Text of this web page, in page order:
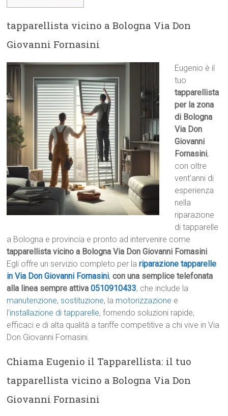
tapparellista vicino a Bologna Via Don
Giovanni Fornasini
Eugenio è il
tuo
tapparellista
per la zona
di Bologna
Via Don
Giovanni
Fornasini,
con oltre
vent’anni di
esperienza
nella
riparazione
di tapparelle
a Bologna e provincia e pronto ad intervenire come
tapparellista vicino a Bologna Via Don Giovanni Fornasini.
Egli offre un servizio completo per lariparazione tapparelle
in Via Don Giovanni Fornasini, con una semplice telefonata
alla linea sempre attiva0510910433, che include la
manutenzione,sostituzione, la motorizzazione e
l’installazione di tapparelle, fornendo soluzioni rapide,
efficaci e di alta qualità a tariffe competitive a chi vive in Via
Don Giovanni Fornasini.
Chiama Eugenio il Tapparellista: il tuo
tapparellista vicino a Bologna Via Don
Giovanni Fornasini